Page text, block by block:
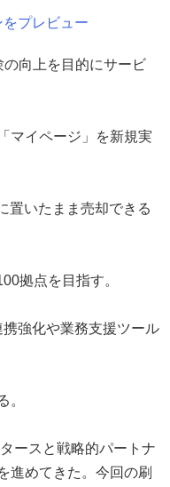
プレビュー
向上を目的にサービ
マイページ」を新規実
置いたまま売却できる
拠点を目指す。
強化や業務支援ツール
。
ースと戦略的パートナ
進めてきた。今回の刷